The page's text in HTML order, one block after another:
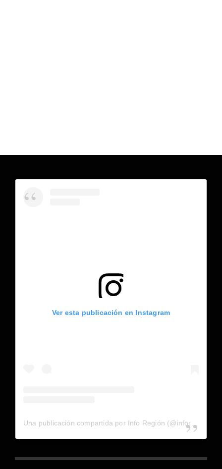
Ver esta publicación en Instagram
Una publicación compartida por Info Región (@inforegion_redes)